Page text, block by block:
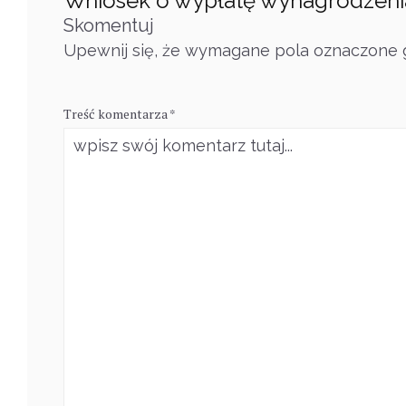
Skomentuj
Upewnij się, że wymagane pola oznaczone
Treść komentarza *